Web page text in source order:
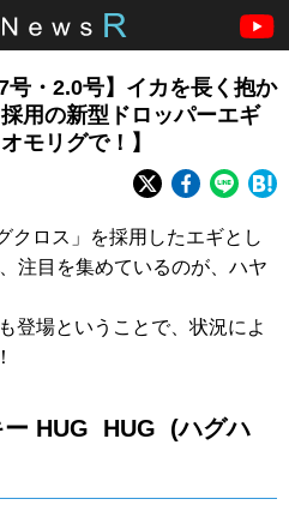
号・2.0号】イカを長く抱か
用の新型ドロッパーエギ
モリグで！】
クロス」を採用したエギとし
注目を集めているのが、ハヤ
登場ということで、状況によ
ー HUG HUG (ハグハ